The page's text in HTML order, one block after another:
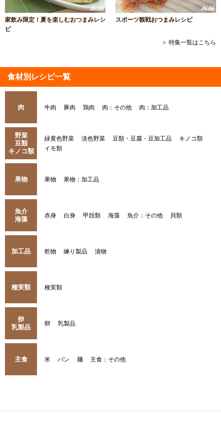
家飲み限定！夏を楽しむおつまみレシ
ピ
スポーツ観戦おつまみレシピ
＞ 特集一覧はこちら
食材別レシピ一覧
肉 牛肉 豚肉 鶏肉 肉：その他 肉：加工品
野菜
豆類
キノコ類
緑黄色野菜 淡色野菜 豆類・豆腐・豆加工品
キノコ類
イモ類
果物 果物 果物：加工品
魚介
海藻
赤身 白身 甲殻類 海藻 魚介：その他 貝類
加工品 乾物 練り製品 漬物
種実類 種実類
卵
乳製品
卵 乳製品
主食 米 パン 麺 主食：その他